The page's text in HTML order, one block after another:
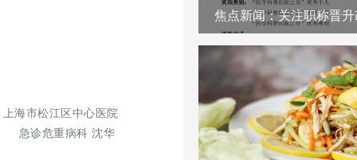
海市松江区中心医院
急诊危重病科沈华